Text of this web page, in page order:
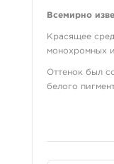
Всемирно
Красящее
монохромных
Оттенок был
белого
Компоненты: